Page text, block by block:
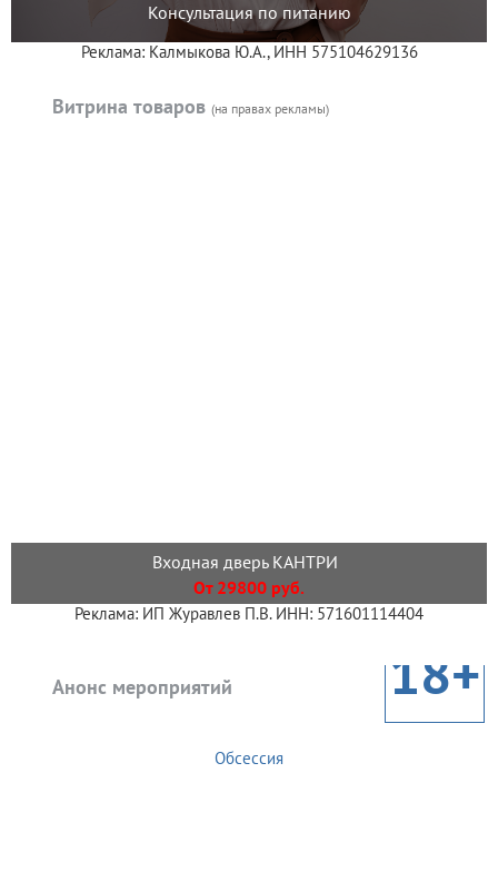
Консультация по питанию
Реклама: Калмыкова Ю.А., ИНН 575104629136
Витрина товаров (на правах рекламы)
Входная дверь КАНТРИ
От 29800 руб.
Реклама: ИП Журавлев П.В. ИНН: 571601114404
Анонс мероприятий 18+
Обсессия